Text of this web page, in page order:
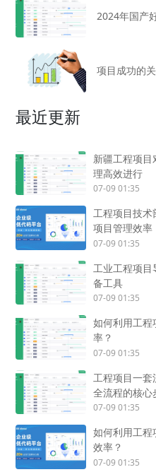
2024年国产
项目成功的
最近更新
新疆工程项
理高效进行
07-09 01:35
工程项目技
项目管理效率
07-09 01:35
工业工程项
备工具
07-09 01:35
如何利用工程
率？
07-09 01:35
工程项目一套
全流程的核心
07-09 01:35
如何利用工程
效率？
07-09 01:35